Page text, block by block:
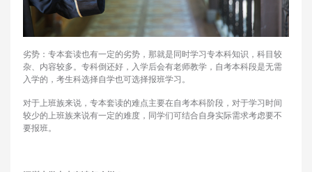
劣势：专本套读也有一定的劣势，那就是同时学习专本科知识，科目较
杂、内容较多。专科倒还好，入学后会有老师教学，自考本科段是无需
入学的，考生科选择自学也可选择报班学习。
对于上班族来说，专本套读的难点主要在自考本科阶段，对于学习时间
较少的上班族来说有一定的难度，同学们可结合自身实际需求考虑要不
要报班。